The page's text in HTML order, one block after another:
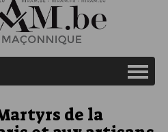
de la